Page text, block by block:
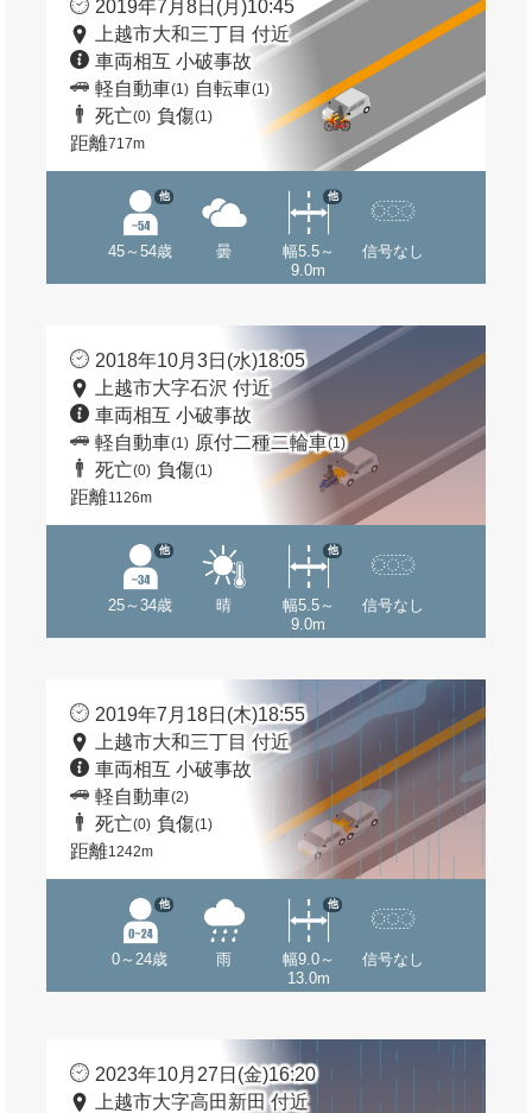
2019年7月8日(月)10:45
上越市大和三丁目 付近
車両相互 小破事故
軽自動車(1) 自転車(1)
死亡(0) 負傷(1)
距離717m
45～54歳
他
曇
幅5.5～
9.0m
他
信号なし
2018年10月3日(水)18:05
上越市大字石沢 付近
車両相互 小破事故
軽自動車(1) 原付二種二輪車(1)
死亡(0) 負傷(1)
距離1126m
25～34歳
他
晴
幅5.5～
9.0m
他
信号なし
2019年7月18日(木)18:55
上越市大和三丁目 付近
車両相互 小破事故
軽自動車(2)
死亡(0) 負傷(1)
距離1242m
0～24歳
他
雨
幅9.0～
13.0m
他
信号なし
2023年10月27日(金)16:20
上越市大字高田新田 付近